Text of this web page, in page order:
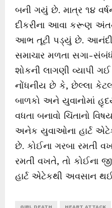
બની ગયું છે. માત્ર ૧૪
દીકરીના આવા કરૂણ
આભ તૂટી પડ્યું છે.
સમાચાર મળતા સગા-
શોકની લાગણી વ્યાપી
નોંધનીય છે કે, છેલ્લા
બાળકો અને યુવાનોમાં
વધતા બનાવો ચિંતાનો
અનેક યુવાઓના હાર્ટ
છે. કોઈના ગરબા રમતી
રમતી વખતે, તો કોઈના
હાર્ટ એટેકથી અવસાન
GIRL DEATH HEART ATTACK